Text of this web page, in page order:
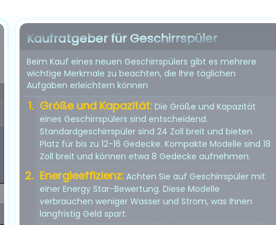
Kaufratgeber für Geschirrspüler
Beim Kauf eines neuen Geschirrspülers gibt es mehrere
wichtige Merkmale zu beachten, die Ihre täglichen
Aufgaben erleichtern können
Größe und Kapazität: Die Größe und Kapazität
eines Geschirrspülers sind entscheidend.
Standardgeschirrspüler sind 24 Zoll breit und bieten
Platz für bis zu 12-16 Gedecke. Kompakte Modelle sind 18
Zoll breit und können etwa 8 Gedecke aufnehmen.
Energieeffizienz: Achten Sie auf Geschirrspüler mit
einer Energy Star-Bewertung. Diese Modelle
verbrauchen weniger Wasser und Strom, was Ihnen
langfristig Geld spart.